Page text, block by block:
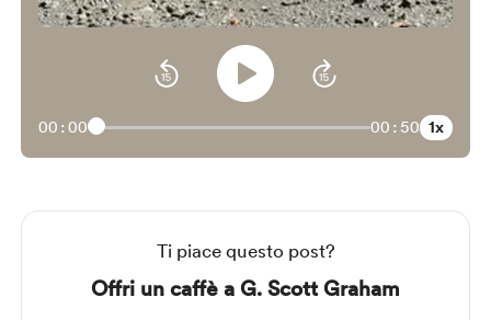
00:00 00:50 1x
Ti piace questo post?
Offri un caffè a G. Scott Graham